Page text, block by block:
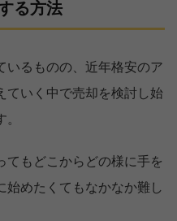
る方法
いるものの、近年格安のア
ていく中で売却を検討し始
てもどこからどの様に手を
始めたくてもなかなか難し